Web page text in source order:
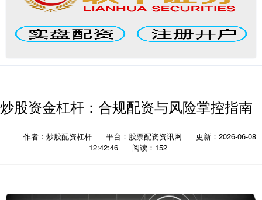
炒股资金杠杆：合规配资与风险掌控指南
作者：炒股配资杠杆 平台：股票配资资讯网
更新：2026-06-08
12:42:46
阅读：152